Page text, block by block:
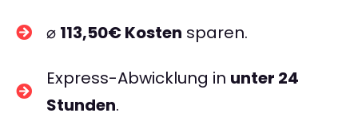
⌀ 113,50€ Kosten sparen.
Express-Abwicklung in unter 24
Stunden.